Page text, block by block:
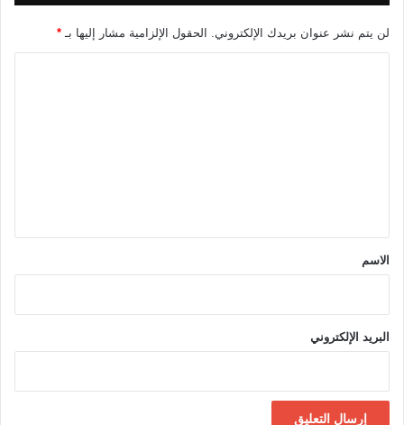
لن يتم نشر عنوان بريدك الإلكتروني. الحقول الإلزامية مشار إليها بـ *
*الاسم
البريد الإلكتروني